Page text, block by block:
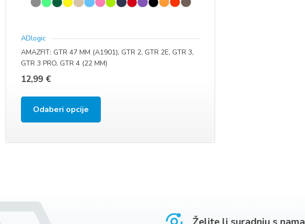
ADlogic
AMAZFIT: GTR 47 MM (A1901), GTR 2, GTR 2E, GTR 3,
GTR 3 PRO, GTR 4 (22 MM)
12,99 €
Odaberi opcije
proizvod